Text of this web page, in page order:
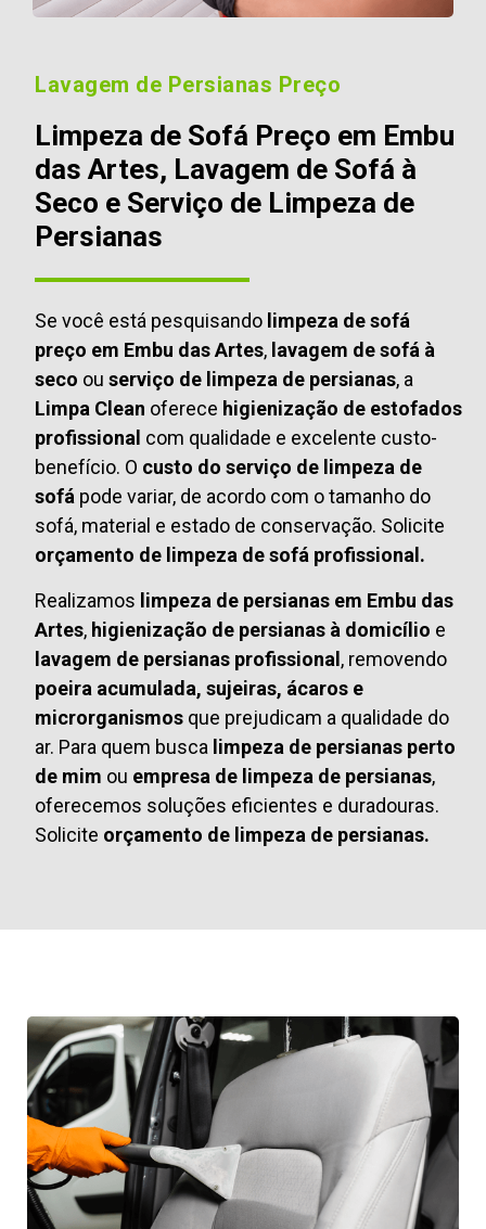
Lavagem de Persianas Preço
Limpeza de Sofá Preço em Embu
das Artes, Lavagem de Sofá à
Seco e Serviço de Limpeza de
Persianas
Se você está pesquisando limpeza de sofá
preço em Embu das Artes, lavagem de sofá à
seco ou serviço de limpeza de persianas, a
Limpa Clean oferece higienização de estofados
profissional com qualidade e excelente custo-
benefício. O custo do serviço de limpeza de
sofá pode variar, de acordo com o tamanho do
sofá, material e estado de conservação. Solicite
orçamento de limpeza de sofá profissional.
Realizamos limpeza de persianas em Embu das
Artes, higienização de persianas à domicílio e
lavagem de persianas profissional, removendo
poeira acumulada, sujeiras, ácaros e
microrganismos que prejudicam a qualidade do
ar. Para quem busca limpeza de persianas perto
de mim ou empresa de limpeza de persianas,
oferecemos soluções eficientes e duradouras.
Solicite orçamento de limpeza de persianas.